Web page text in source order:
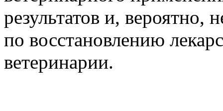
результатов и,
по восстановлению
ветеринарии.